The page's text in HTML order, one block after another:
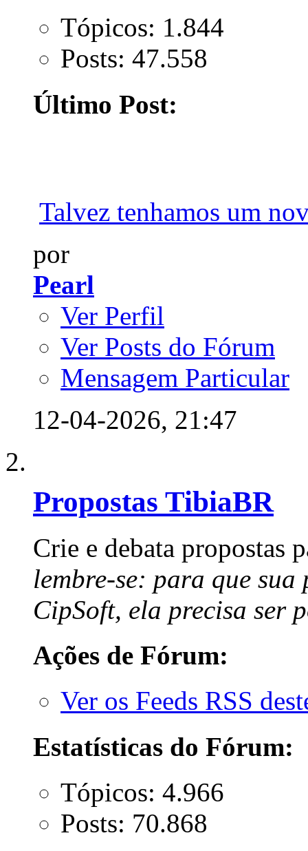
Tópicos: 1.844
Posts: 47.558
Último Post:
Talvez tenhamos um
por
Pearl
Ver Perfil
Ver Posts do Fórum
Mensagem Particular
12-04-2026, 21:47
Propostas TibiaBR
Crie e debata propostas
lembre-se: para que
CipSoft, ela precisa ser
Ações de Fórum:
Ver os Feeds RSS
Estatísticas do Fórum:
Tópicos: 4.966
Posts: 70.868